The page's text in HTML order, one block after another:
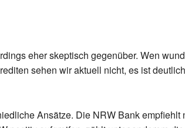
eher skeptisch gegenüber. Wen
sehen wir aktuell nicht, es ist
Ansätze. Die NRW Bank empfiehlt